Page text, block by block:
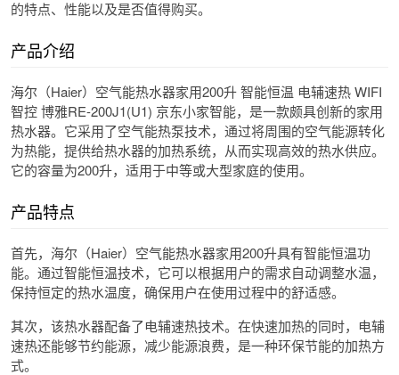
的特点、性能以及是否值得购买。
产品介绍
海尔（Haier）空气能热水器家用200升 智能恒温 电辅速热 WIFI
智控 博雅RE-200J1(U1) 京东小家智能，是一款颇具创新的家用
热水器。它采用了空气能热泵技术，通过将周围的空气能源转化
为热能，提供给热水器的加热系统，从而实现高效的热水供应。
它的容量为200升，适用于中等或大型家庭的使用。
产品特点
首先，海尔（Haier）空气能热水器家用200升具有智能恒温功
能。通过智能恒温技术，它可以根据用户的需求自动调整水温，
保持恒定的热水温度，确保用户在使用过程中的舒适感。
其次，该热水器配备了电辅速热技术。在快速加热的同时，电辅
速热还能够节约能源，减少能源浪费，是一种环保节能的加热方
式。